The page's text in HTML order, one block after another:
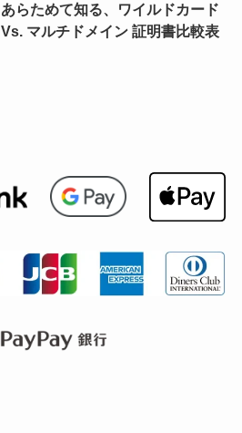
あらためて知る、ワイルドカード
Vs. マルチドメイン 証明書比較表